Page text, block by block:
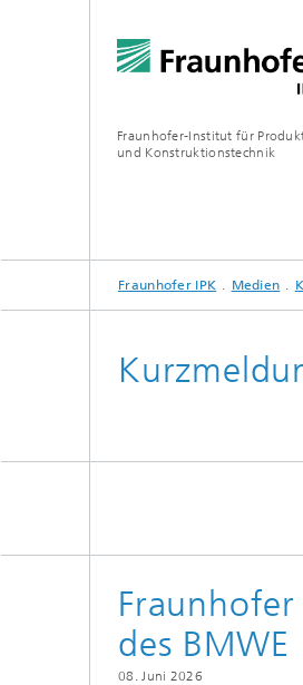
Fraunhofer-Institut für
und Konstruktionstechnik
BRANCHEN
KOMPETENZEN &
ZUSAMMENARBEIT
WEITERBILDUNGEN
Fraunhofer IPK Medien
des BMWE
08. Juni 2026